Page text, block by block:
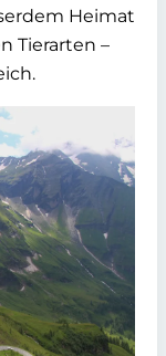
Heimat
Tierarten –